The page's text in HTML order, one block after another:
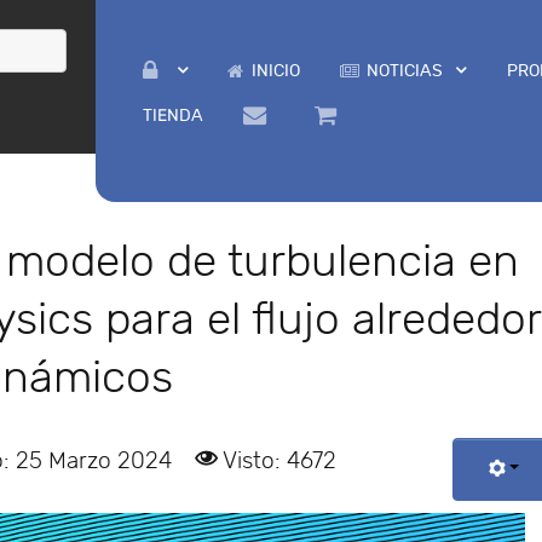
INICIO NOTICIAS
TIENDA
de turbulencia en
para el flujo alrededor
25 Marzo 2024 Visto: 4672